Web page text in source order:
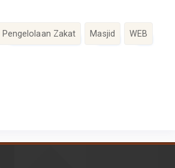
Pengelolaan Zakat Masjid WEB